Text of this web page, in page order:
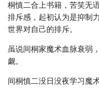
桐慎二合上书籍，苦笑无
排斥感，起初认为是抑制
世界对自己的排斥。
虽说间桐家魔术血脉衰弱
觑。
间桐慎二没日没夜学习魔